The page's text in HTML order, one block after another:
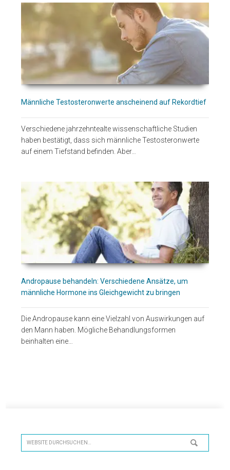
Männliche Testosteronwerte anscheinend auf Rekordtief
Verschiedene jahrzehntealte wissenschaftliche Studien
haben bestätigt, dass sich männliche Testosteronwerte
auf einem Tiefstand befinden. Aber…
Andropause behandeln: Verschiedene Ansätze, um
männliche Hormone ins Gleichgewicht zu bringen
Die Andropause kann eine Vielzahl von Auswirkungen auf
den Mann haben. Mögliche Behandlungsformen
beinhalten eine…
Website
durchsuchen…